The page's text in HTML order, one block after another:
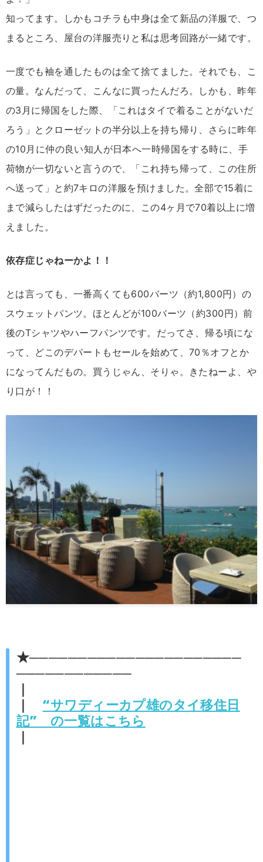
知ってます。しかもコチラも中身は全て新品の洋服で、つ
まるところ、屋台の洋服売りと私は思考回路が一緒です。
一度でも袖を通したものは全て捨てました。それでも、こ
の量。なんだって、こんなに買ったんだろ。しかも、昨年
の3月に帰国をした際、「これはタイで着ることがないだ
ろう」とクローゼットの半分以上を持ち帰り、さらに昨年
の10月に仲の良い知人が日本へ一時帰国をする時に、手
荷物が一切ないと言うので、「これ持ち帰って、この住所
へ送って」と約7キロの洋服を預けました。全部で15着に
まで減らしたはずだったのに、この4ヶ月で70着以上に増
えました。
依存症じゃねーかよ！！
とは言っても、一番高くても600バーツ（約1,800円）の
スウェットパンツ。ほとんどが100バーツ（約300円）前
後のTシャツやハーフパンツです。だってさ、帰る頃にな
って、どこのデパートもセールを始めて、70％オフとか
になってんだもの。買うじゃん、そりゃ。きたねーよ、や
り口が！！
★──────────────────────
────────────
｜
｜ “サワディーカプ雄のタイ移住日
記” の一覧はこちら
｜